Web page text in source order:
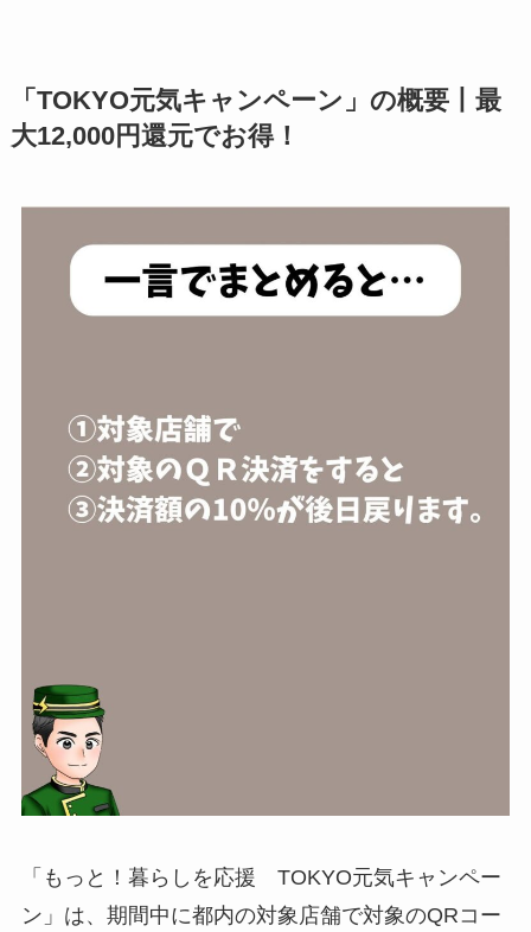
「TOKYO元気キャンペーン」の概要丨最
大12,000円還元でお得！
「もっと！暮らしを応援 TOKYO元気キャンペー
ン」は、期間中に都内の対象店舗で対象のQRコー